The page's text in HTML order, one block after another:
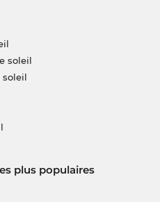
soleil
soleil
plus populaires